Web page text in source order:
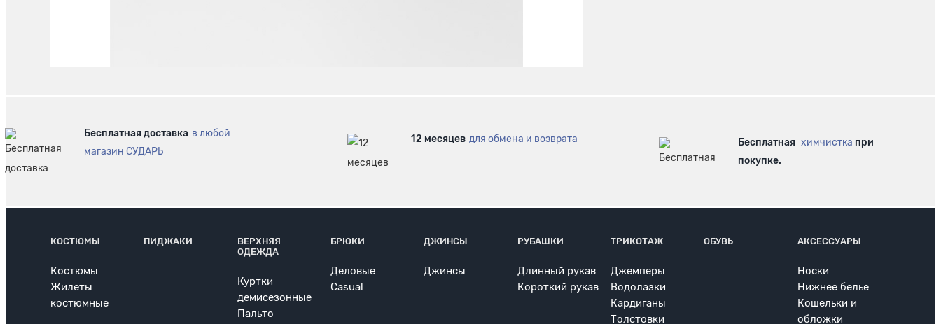
Бесплатная доставка в любой
магазин СУДАРЬ
12 месяцев для обмена и возврата Бесплатная химчистка при
покупке.
КОСТЮМЫ
Костюмы
Жилеты
костюмные
ПИДЖАКИ
ВЕРХНЯЯ
ОДЕЖДА
Куртки
демисезонные
Пальто
БРЮКИ
Деловые
Casual
ДЖИНСЫ
Джинсы
РУБАШКИ
Длинный рукав
Короткий рукав
ТРИКОТАЖ
Джемперы
Водолазки
Кардиганы
Толстовки
ОБУВЬ АКСЕССУАРЫ
Носки
Нижнее белье
Кошельки и
обложки